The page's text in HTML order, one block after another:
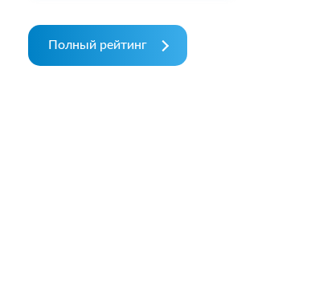
Полный рейтинг